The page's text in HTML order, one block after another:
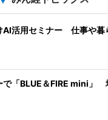
AI活用セミナー 仕事や暮
で「BLUE＆FIRE mini」